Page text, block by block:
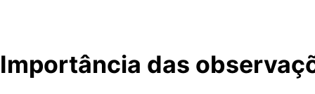
Importância das